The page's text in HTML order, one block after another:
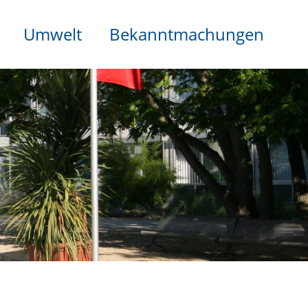
Umwelt Bekanntmachungen